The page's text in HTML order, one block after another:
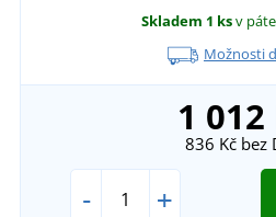
Skladem 1 ksv
Možnosti
1 012
836 Kč bez
- +